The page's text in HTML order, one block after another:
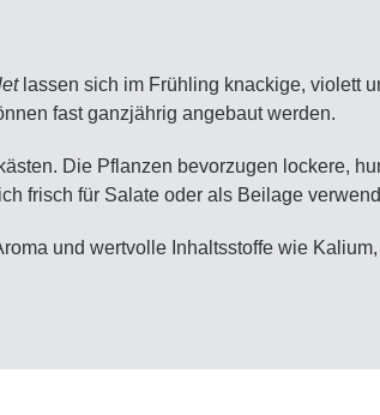
lassen sich im Frühling knackige, violett
fast ganzjährig angebaut werden.
Die Pflanzen bevorzugen lockere,
frisch für Salate oder als Beilage
und wertvolle Inhaltsstoffe wie